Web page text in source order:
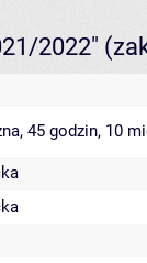
2022"
45 godzin, 10